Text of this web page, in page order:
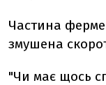
Частина
змушена
"Чи має щось